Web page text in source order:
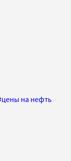
цены на нефть